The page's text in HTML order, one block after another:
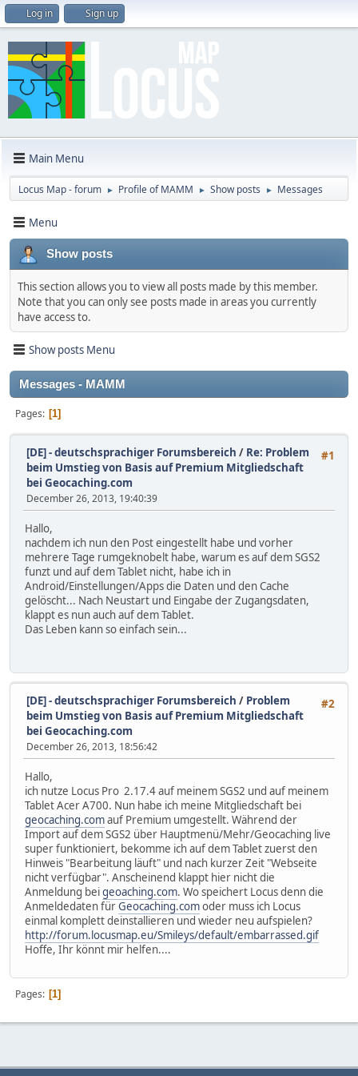
Log in Sign up
Main Menu
Locus Map - forum ► Profile of MAMM ► Show posts ► Messages
Menu
Show posts
This section allows you to view all posts made by this member.
Note that you can only see posts made in areas you currently
have access to.
Show posts Menu
Messages - MAMM
Pages 1
#1
[DE] - deutschsprachiger Forumsbereich / Re: Problem
beim Umstieg von Basis auf Premium Mitgliedschaft
bei Geocaching.com
December 26, 2013, 19:40:39
Hallo,
nachdem ich nun den Post eingestellt habe und vorher
mehrere Tage rumgeknobelt habe, warum es auf dem SGS2
funzt und auf dem Tablet nicht, habe ich in
Android/Einstellungen/Apps die Daten und den Cache
gelöscht... Nach Neustart und Eingabe der Zugangsdaten,
klappt es nun auch auf dem Tablet.
Das Leben kann so einfach sein...
#2
[DE] - deutschsprachiger Forumsbereich / Problem
beim Umstieg von Basis auf Premium Mitgliedschaft
bei Geocaching.com
December 26, 2013, 18:56:42
Hallo,
ich nutze Locus Pro 2.17.4 auf meinem SGS2 und auf meinem
Tablet Acer A700. Nun habe ich meine Mitgliedschaft bei
geocaching.comauf Premium umgestellt. Während der
Import auf dem SGS2 über Hauptmenü/Mehr/Geocaching live
super funktioniert, bekomme ich auf dem Tablet zuerst den
Hinweis "Bearbeitung läuft" und nach kurzer Zeit "Webseite
nicht verfügbar". Anscheinend klappt hier nicht die
Anmeldung beigeoaching.com. Wo speichert Locus denn die
Anmeldedaten fürGeocaching.comoder muss ich Locus
einmal komplett deinstallieren und wieder neu aufspielen?
http://forum.locusmap.eu/Smileys/default/embarrassed.gif
Hoffe, Ihr könnt mir helfen....
Pages 1